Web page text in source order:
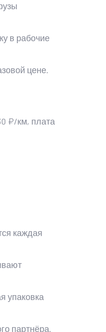
в рабочие
цене.
₽/км, плата
каждая
упаковка
партнёра.